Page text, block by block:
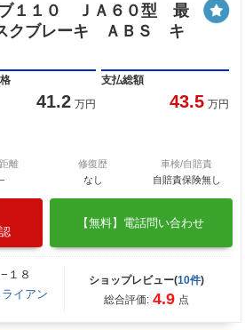
ブ１１０ ＪＡ６０型 最
クブレーキ ＡＢＳ キ
41.2 万円
支払総額
43.5 万円
離
修復歴
なし
車検/自賠責
自賠責保険無し
【無料】電話問い合わせ
１８
イアン
ショップレビュー(10件)
総合評価: 4.9 点